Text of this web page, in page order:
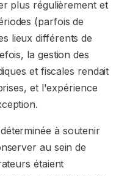
plus régulièrement et
(parfois de
lieux différents de
la gestion des
et fiscales rendait
et l'expérience
à soutenir
au sein de
étaient